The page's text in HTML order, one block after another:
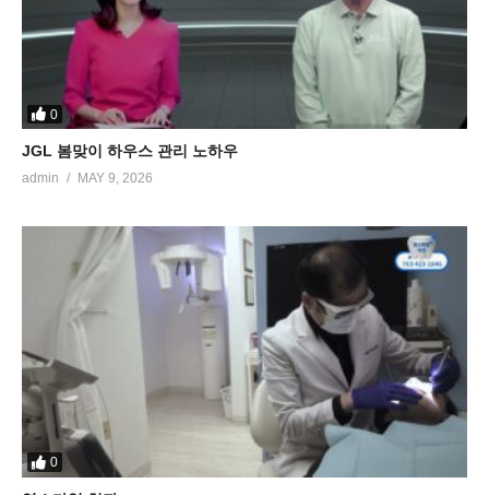
0
JGL 봄맞이 하우스 관리 노하우
admin MAY 9, 2026
0